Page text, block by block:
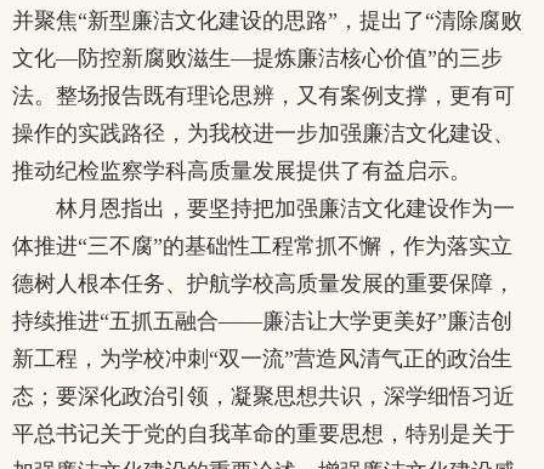
并聚焦“新型廉洁文化建设的思路”，提出了“清除腐败
文化—防控新腐败滋生—提炼廉洁核心价值”的三步
法。整场报告既有理论思辨，又有案例支撑，更有可
操作的实践路径，为我校进一步加强廉洁文化建设、
推动纪检监察学科高质量发展提供了有益启示。
林月恩指出，要坚持把加强廉洁文化建设作为一
体推进“三不腐”的基础性工程常抓不懈，作为落实立
德树人根本任务、护航学校高质量发展的重要保障，
持续推进“五抓五融合——廉洁让大学更美好”廉洁创
新工程，为学校冲刺“双一流”营造风清气正的政治生
态；要深化政治引领，凝聚思想共识，深学细悟习近
平总书记关于党的自我革命的重要思想，特别是关于